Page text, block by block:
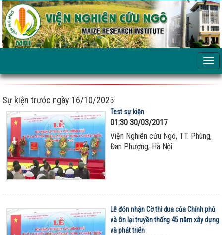
Sự kiện trước ngày 16/10/2025
Test sự kiện
01:30 30/03/2017
Viện Nghiên cứu Ngô, TT. Phùng,
Đan Phượng, Hà Nội
Lễ đón nhận Cờ thi đua của Chính phủ
và ôn lại truyền thống 45 năm xây dựng
và phát triển